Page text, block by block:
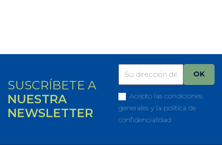
SUSCRÍBETE A
NUESTRA
NEWSLETTER
Acepto las condiciones
generales y la política de
confidencialidad